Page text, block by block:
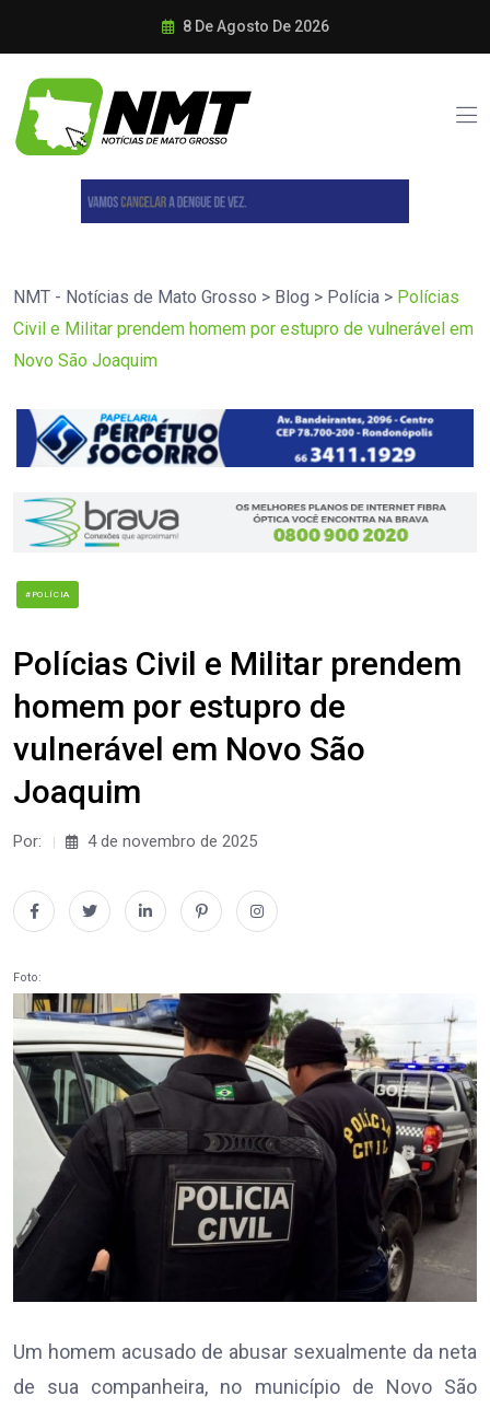
8 De Agosto De 2026
NMT - Notícias de Mato Grosso > Blog > Polícia > Polícias
Civil e Militar prendem homem por estupro de vulnerável em
Novo São Joaquim
#POLÍCIA
Polícias Civil e Militar prendem
homem por estupro de
vulnerável em Novo São
Joaquim
Por: 4 de novembro de 2025
Foto:
Um homem acusado de abusar sexualmente da neta
de sua companheira, no município de Novo São